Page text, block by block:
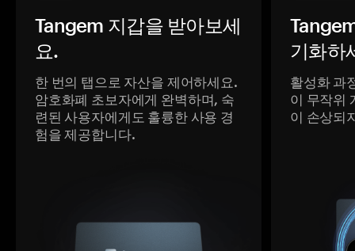
Tangem 지갑을 받아보세
요.
한 번의 탭으로 자산을 제어하세요.
암호화폐 초보자에게 완벽하며, 숙
련된 사용자에게도 훌륭한 사용 경
험을 제공합니다.
기화하
활성화 과
이 무작위
이 손상되